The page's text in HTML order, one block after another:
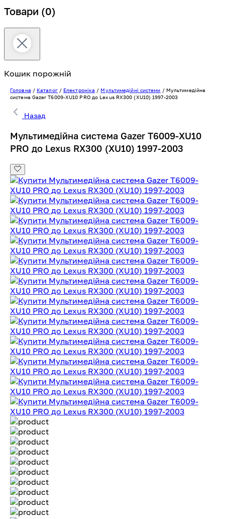
Товари (0)
Кошик порожній
Головна / Каталог/ Електроніка / Мультимедійні системи / Мультимедійна
система Gazer T6009-XU10 PRO до Lexus RX300 (XU10) 1997-2003
Назад
Мультимедійна система Gazer T6009-XU10
PRO до Lexus RX300 (XU10) 1997-2003